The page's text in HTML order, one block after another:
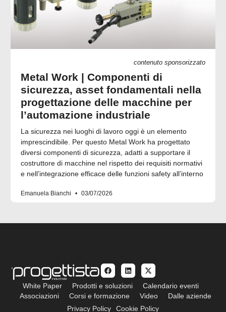
contenuto sponsorizzato
Metal Work | Componenti di
sicurezza, asset fondamentali nella
progettazione delle macchine per
l’automazione industriale
La sicurezza nei luoghi di lavoro oggi è un elemento
imprescindibile. Per questo Metal Work ha progettato
diversi componenti di sicurezza, adatti a supportare il
costruttore di macchine nel rispetto dei requisiti normativi
e nell’integrazione efficace delle funzioni safety all’interno
Emanuela Bianchi 03/07/2026
White Paper Prodotti e soluzioni
Calendario eventi
Associazioni
Corsi e formazione Video
Dalle aziende
Privacy Policy
Cookie Policy